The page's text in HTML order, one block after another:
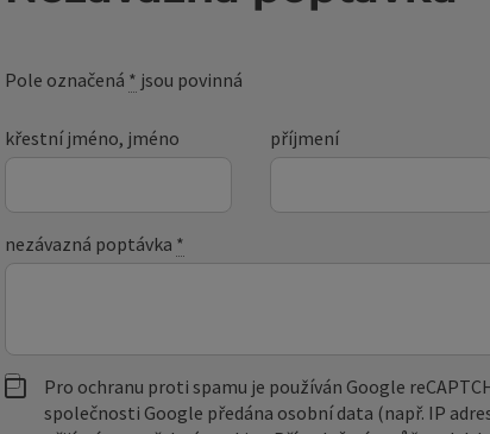
Pole označená * jsou povinná
křestní jméno, jméno příjmení
nezávazná poptávka *
Pro ochranu proti spamu je používán Google
společnosti Google předána osobní data (např. IP